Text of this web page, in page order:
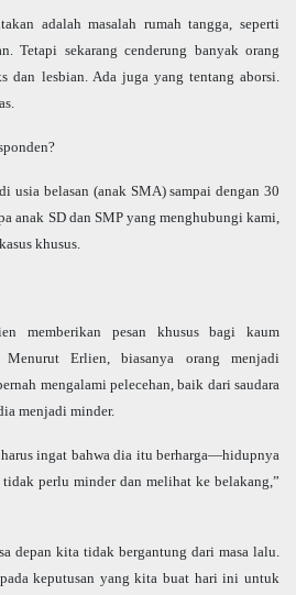
adalah masalah rumah tangga, seperti
Tetapi sekarang cenderung banyak orang
dan lesbian. Ada juga yang tentang aborsi.
usia belasan (anak SMA) sampai dengan 30
anak SD dan SMP yang menghubungi kami,
khusus.
memberikan pesan khusus bagi kaum
Menurut Erlien, biasanya orang menjadi
mengalami pelecehan, baik dari saudara
menjadi minder.
ingat bahwa dia itu berharga—hidupnya
perlu minder dan melihat ke belakang,”
depan kita tidak bergantung dari masa lalu.
keputusan yang kita buat hari ini untuk